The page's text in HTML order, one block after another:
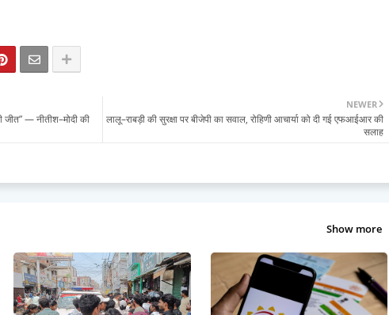
NEWER
लालू–राबड़ी की सुरक्षा पर बीजेपी का सवाल, रोहिणी आचार्या को दी गई एफआईआर की
सलाह
जीत” — नीतीश–मोदी की
Show more